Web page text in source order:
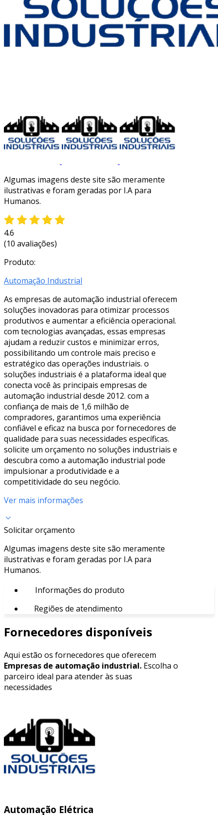
Algumas imagens deste site são meramente
ilustrativas e foram geradas por I.A para
Humanos.
4.6
(10 avaliações)
Produto:
Automação Industrial
As empresas de automação industrial oferecem
soluções inovadoras para otimizar processos
produtivos e aumentar a eficiência operacional.
com tecnologias avançadas, essas empresas
ajudam a reduzir custos e minimizar erros,
possibilitando um controle mais preciso e
estratégico das operações industriais. o
soluções industriais é a plataforma ideal que
conecta você às principais empresas de
automação industrial desde 2012. com a
confiança de mais de 1,6 milhão de
compradores, garantimos uma experiência
confiável e eficaz na busca por fornecedores de
qualidade para suas necessidades específicas.
solicite um orçamento no soluções industriais e
descubra como a automação industrial pode
impulsionar a produtividade e a
competitividade do seu negócio.
Ver mais informações
Solicitar orçamento
Algumas imagens deste site são meramente
ilustrativas e foram geradas por I.A para
Humanos.
Informações do produto
Regiões de atendimento
Fornecedores disponíveis
Aqui estão os fornecedores que oferecem
Empresas de automação industrial. Escolha o
parceiro ideal para atender às suas
necessidades
Automação Elétrica